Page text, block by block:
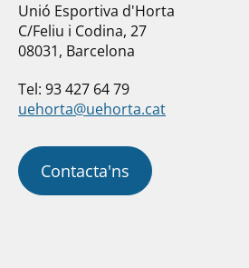
Unió Esportiva d'Horta
C/Feliu i Codina, 27
08031, Barcelona
Tel: 93 427 64 79
uehorta@uehorta.cat
Contacta'ns